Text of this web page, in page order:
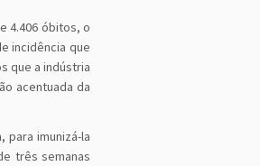
4.406 óbitos, o
incidência que
que a indústria
acentuada da
para imunizá-la
três semanas